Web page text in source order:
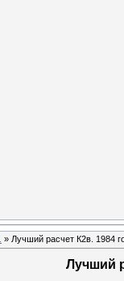
» Лучший расчет К2в. 1984
Лучший